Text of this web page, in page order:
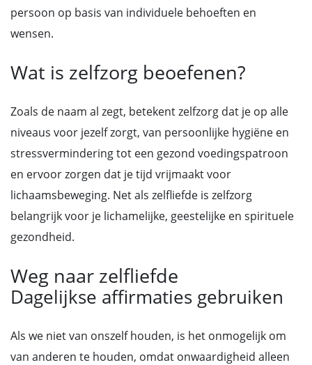
persoon op basis van individuele behoeften en
wensen.
Wat is zelfzorg beoefenen?
Zoals de naam al zegt, betekent zelfzorg dat je op alle
niveaus voor jezelf zorgt, van persoonlijke hygiëne en
stressvermindering tot een gezond voedingspatroon
en ervoor zorgen dat je tijd vrijmaakt voor
lichaamsbeweging. Net als zelfliefde is zelfzorg
belangrijk voor je lichamelijke, geestelijke en spirituele
gezondheid.
Weg naar zelfliefde
Dagelijkse affirmaties gebruiken
Als we niet van onszelf houden, is het onmogelijk om
van anderen te houden, omdat onwaardigheid alleen